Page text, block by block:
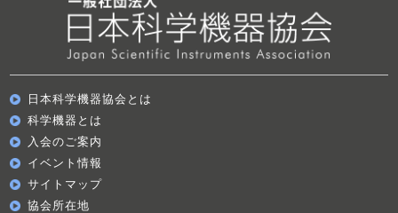
日本科学機器協会とは
科学機器とは
入会のご案内
イベント情報
サイトマップ
協会所在地